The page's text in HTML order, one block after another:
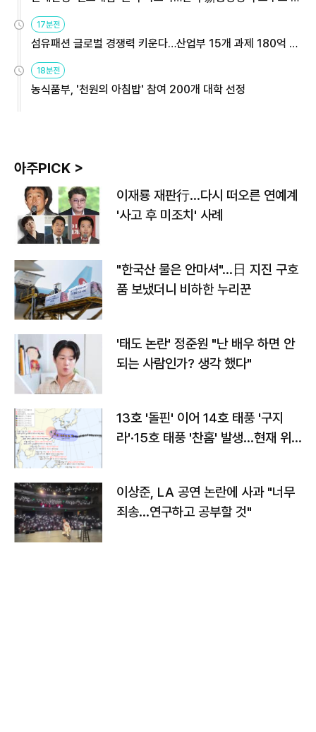
용해야
17분전
섬유패션 글로벌 경쟁력 키운다…산업부 15개 과제 180억 지
원
18분전
농식품부, '천원의 아침밥' 참여 200개 대학 선정
아주PICK >
이재룡 재판行…다시 떠오른 연예계
'사고 후 미조치' 사례
"한국산 물은 안마셔"…日 지진 구호
품 보냈더니 비하한 누리꾼
'태도 논란' 정준원 "난 배우 하면 안
되는 사람인가? 생각 했다"
13호 '돌핀' 이어 14호 태풍 '구지
라'·15호 태풍 '찬홈' 발생…현재 위
이상준, LA 공연 논란에 사과 "너무
죄송…연구하고 공부할 것"